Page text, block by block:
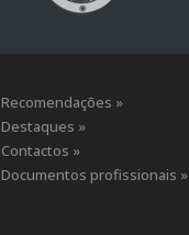
Recomendações »
Destaques »
Contactos »
Documentos profissionais »